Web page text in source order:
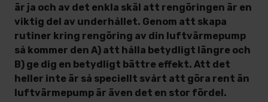
är ja och av det enkla skäl att rengöringen är en
viktig del av underhållet. Genom att skapa
rutiner kring rengöring av din luftvärmepump
så kommer den A) att hålla betydligt längre och
B) ge dig en betydligt bättre effekt. Att det
heller inte är så speciellt svårt att göra rent än
luftvärmepump är även det en stor fördel.